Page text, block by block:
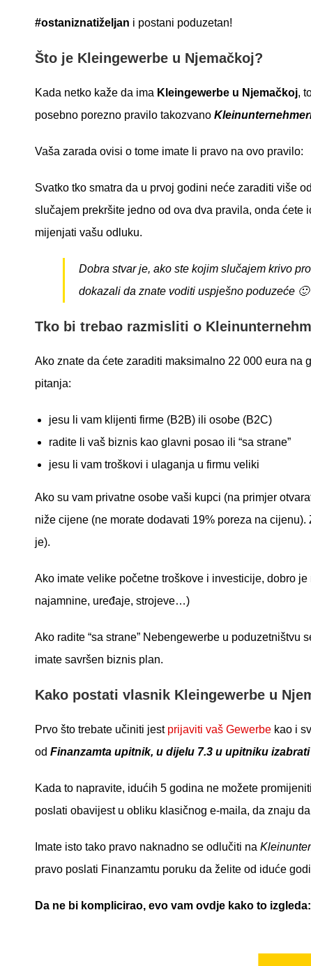
#ostaniznatiželjan i postani poduzetan!
Što je Kleingewerbe u Njemačkoj?
Kada netko kaže da ima Kleingewerbe u Njemačkoj,
posebno porezno pravilo takozvano
Vaša zarada ovisi o tome imate li pravo na ovo pravilo:
Svatko tko smatra da u prvoj godini neće zaraditi više
slučajem prekršite jedno od ova dva pravila, onda ćete
mijenjati vašu odluku.
Dobra stvar je, ako ste kojim slučajem krivo
dokazali da znate voditi uspješno poduzeće 🙂
Tko bi trebao razmisliti o
Ako znate da ćete zaraditi maksimalno 22 000 eura
pitanja:
jesu li vam klijenti firme (B2B) ili osobe (B2C)
radite li vaš biznis kao glavni posao ili “sa strane”
jesu li vam troškovi i ulaganja u firmu veliki
Ako su vam privatne osobe vaši kupci (na primjer
niže cijene (ne morate dodavati 19% poreza na
je).
Ako imate velike početne troškove i investicije, dobro
najamnine, uređaje, strojeve…)
Ako radite “sa strane” Nebengewerbe u
imate savršen biznis plan.
Kako postati vlasnik Kleingewerbe u
Prvo što trebate učiniti jest prijaviti vaš Gewerbe kao i
od Finanzamta upitnik, u dijelu 7.3 u upitniku
Kada to napravite, idućih 5 godina ne možete
poslati obavijest u obliku klasičnog e-maila, da znaju
Imate isto tako pravo naknadno se odlučiti na
pravo poslati Finanzamtu poruku da želite od iduće
Da ne bi komplicirao, evo vam ovdje kako to izgleda: